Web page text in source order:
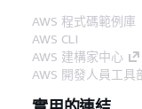
AWS 程式碼範例庫
AWS CLI
AWS 建構家中心
AWS 開發人員工具